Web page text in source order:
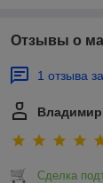
Отзывы о
1 отзыва
Владимир
Сделка